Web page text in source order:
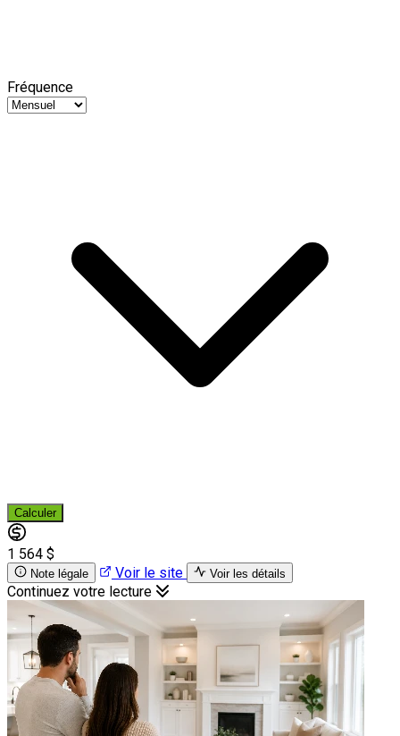
Fréquence
Calculer
1 564 $
Note légale Voir le site Voir les détails
Continuez votre lecture